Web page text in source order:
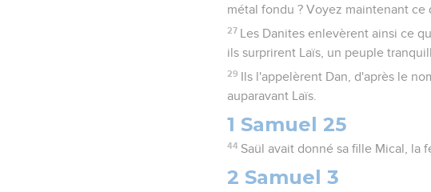
métal fondu ? Voyez maintenant ce
27
Les Danites enlevèrent ainsi ce
ils surprirent Laïs, un peuple
29
Ils l'appelèrent Dan, d'après le
auparavant Laïs.
1 Samuel 25
44 Saül avait donné sa fille Mical, la
2 Samuel 3